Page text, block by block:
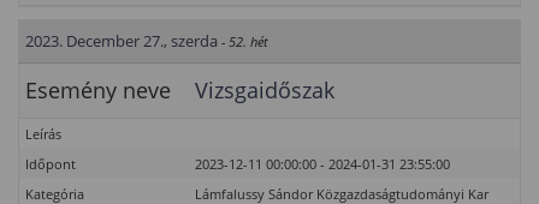
2023. December 27., szerda - 52. hét
Esemény neve Vizsgaidőszak
Leírás
Időpont
2023-12-11 00:00:00 - 2024-01-31 23:55:00
Kategória
Lámfalussy Sándor Közgazdaságtudományi Kar